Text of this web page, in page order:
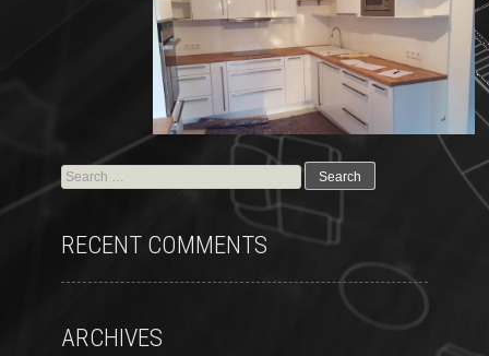
RECENT COMMENTS
ARCHIVES